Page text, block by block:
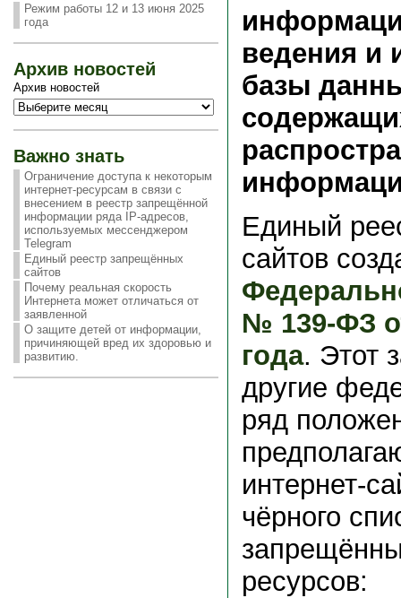
Режим работы 12 и 13 июня 2025
года
Архив новостей
Архив новостей
Важно знать
Ограничение доступа к некоторым
интернет-ресурсам в связи с
внесением в реестр запрещённой
информации ряда IP-адресов,
используемых мессенджером
Telegram
Единый реестр запрещённых
сайтов
Почему реальная скорость
Интернета может отличаться от
заявленной
О защите детей от информации,
причиняющей вред их здоровью и
развитию.
ведения и
базы
Единый
сайтов
№ 139-ФЗ
года. Этот
другие
ряд
интернет-
чёрного
ресурсов: